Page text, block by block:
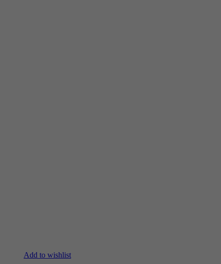
Add to wishlist